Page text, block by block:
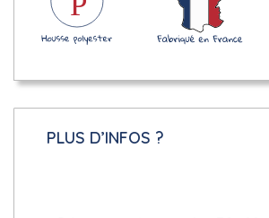
PLUS D’INFOS ?